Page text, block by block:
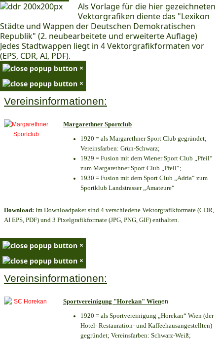
Als Vorlage für die hier gezeichneten
Vektorgrafiken diente das "Lexikon
Städte und Wappen der Deutschen Demokratischen
Republik" (2. neubearbeitete und erweiterte Auflage)
Jedes Stadtwappen liegt in 4 Vektorgrafikformaten vor
(EPS, CDR, AI, PDF).
×
×
Vereinsinformationen:
Margarethner Sportclub
1920 = als Margarethner Sport Club gegründet;
Vereinsfarben: Grün-Schwarz;
1929 = Fusion mit dem Wiener Sport Club „Pfeil“
zum Margarethner Sport Club „Pfeil“;
1930 = Fusion mit dem Sport Club „Adria“ zum
Sportklub Landstrasser „Amateure“
Download: Im Downloadpaket sind 4 verschiedene Vektorgrafikformate (CDR,
AI EPS, PDF) und 3 Pixelgrafikformate (JPG, PNG, GIF) enthalten.
×
×
Vereinsinformationen:
Sportvereinigung "Horekan" Wienen
1920 = als Sportvereinigung „Horekan“ Wien (der
Hotel- Restauration- und Kaffeehausangestellten)
gegründet; Vereinsfarben: Schwarz-Weiß;